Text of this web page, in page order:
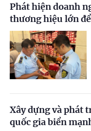
Phát hiện doanh
thương hiệu lớn
Xây dựng và phát
quốc gia biển